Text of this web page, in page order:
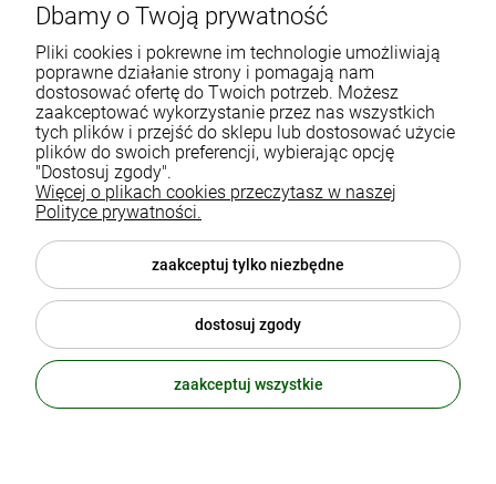
Gdańska 60
90-616 Łódź
790 727 174
sklep@eko-familia.pl
Informacje o sklepie
Suplementy diety
Popularne kategorie
Moje konto
Dbamy o Twoją prywatność
Pliki cookies i pokrewne im technologie umożliwiają
poprawne działanie strony i pomagają nam
dostosować ofertę do Twoich potrzeb. Możesz
zaakceptować wykorzystanie przez nas wszystkich
tych plików i przejść do sklepu lub dostosować użycie
plików do swoich preferencji, wybierając opcję
"Dostosuj zgody".
Więcej o plikach cookies przeczytasz w naszej
Polityce prywatności.
zaakceptuj tylko niezbędne
dostosuj zgody
zaakceptuj wszystkie
Zasubskrybuj nasz newsletter
i otrzymaj5% rabatu na zakupy.
Twój email